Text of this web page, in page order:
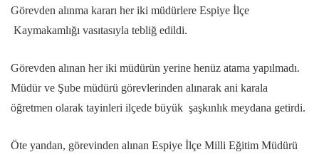
Görevden alınma kararı her iki müdürlere Espiye İlçe
Kaymakamlığı vasıtasıyla tebliğ edildi.
Görevden alınan her iki müdürün yerine henüz atama yapılmadı.
Müdür ve Şube müdürü görevlerinden alınarak ani karala
öğretmen olarak tayinleri ilçede büyük şaşkınlık meydana getirdi.
Öte yandan, görevinden alınan Espiye İlçe Milli Eğitim Müdürü